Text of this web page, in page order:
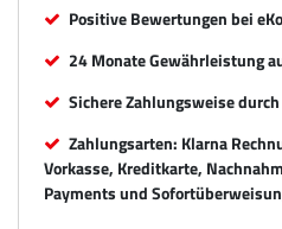
Positive Bewertungen bei
24 Monate Gewährleistung
Sichere Zahlungsweise
Zahlungsarten: Klarna
Vorkasse, Kreditkarte,
Payments und